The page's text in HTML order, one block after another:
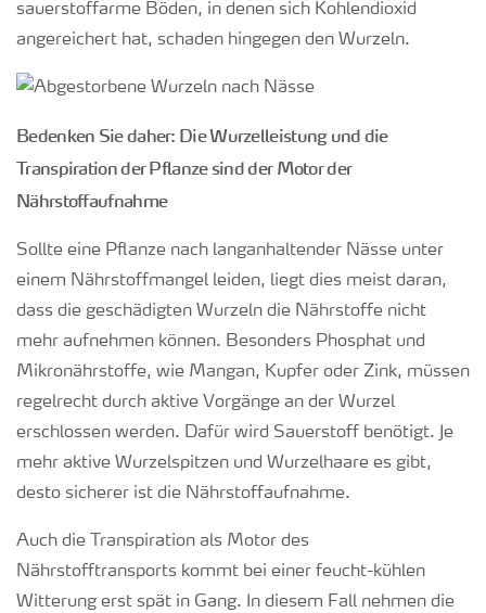
sauerstoffarme Böden, in denen sich Kohlendioxid
angereichert hat, schaden hingegen den Wurzeln.
Bedenken Sie daher: Die Wurzelleistung und die
Transpiration der Pflanze sind der Motor der
Nährstoffaufnahme
Sollte eine Pflanze nach langanhaltender Nässe unter
einem Nährstoffmangel leiden, liegt dies meist daran,
dass die geschädigten Wurzeln die Nährstoffe nicht
mehr aufnehmen können. Besonders Phosphat und
Mikronährstoffe, wie Mangan, Kupfer oder Zink, müssen
regelrecht durch aktive Vorgänge an der Wurzel
erschlossen werden. Dafür wird Sauerstoff benötigt. Je
mehr aktive Wurzelspitzen und Wurzelhaare es gibt,
desto sicherer ist die Nährstoffaufnahme.
Auch die Transpiration als Motor des
Nährstofftransports kommt bei einer feucht-kühlen
Witterung erst spät in Gang. In diesem Fall nehmen die